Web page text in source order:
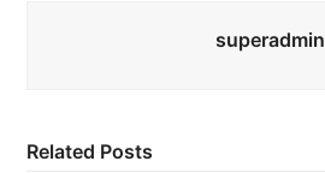
superadmin
Related Posts